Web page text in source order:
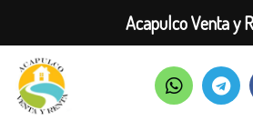
Acapulco Venta y